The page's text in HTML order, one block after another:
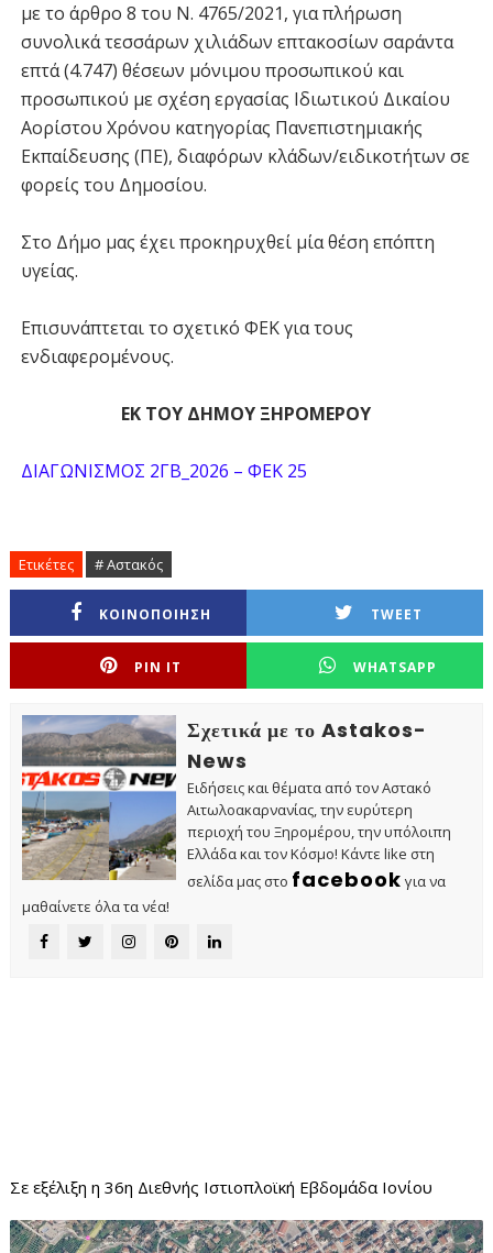
με το άρθρο 8 του Ν. 4765/2021, για πλήρωση
συνολικά τεσσάρων χιλιάδων επτακοσίων σαράντα
επτά (4.747) θέσεων μόνιμου προσωπικού και
προσωπικού με σχέση εργασίας Ιδιωτικού Δικαίου
Αορίστου Χρόνου κατηγορίας Πανεπιστημιακής
Εκπαίδευσης (ΠΕ), διαφόρων κλάδων/ειδικοτήτων σε
φορείς του Δημοσίου.
Στο Δήμο μας έχει προκηρυχθεί μία θέση επόπτη
υγείας.
Επισυνάπτεται το σχετικό ΦΕΚ για τους
ενδιαφερομένους.
ΕΚ ΤΟΥ ΔΗΜΟΥ ΞΗΡΟΜΕΡΟΥ
ΔΙΑΓΩΝΙΣΜΟΣ 2ΓΒ_2026 – ΦΕΚ 25
Ετικέτες # Αστακός
ΚΟΙΝΟΠΟΙΗΣΗ TWEET
PIN IT WHATSAPP
Σχετικά με το Astakos-
News
Ειδήσεις και θέματα από τον Αστακό
Αιτωλοακαρνανίας, την ευρύτερη
περιοχή του Ξηρομέρου, την υπόλοιπη
Ελλάδα και τον Κόσμο! Κάντε like στη
σελίδα μας στο facebook για να
μαθαίνετε όλα τα νέα!
Σε εξέλιξη η 36η Διεθνής Ιστιοπλοϊκή Εβδομάδα Ιονίου